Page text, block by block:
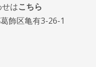
はこちら
飾区亀有3-26-1